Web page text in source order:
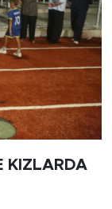
KIZLARDA